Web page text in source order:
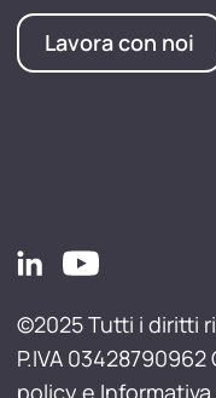
Lavora con noi
©2025 Tutti i diritti
P.IVA 03428790962